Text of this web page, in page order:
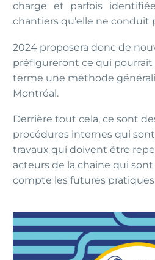
charge et parfois
chantiers qu’elle ne conduit
2024 proposera donc de
préfigureront ce qui pourrait
terme une méthode
Montréal.
Derrière tout cela, ce sont
procédures internes qui
travaux qui doivent être
acteurs de la chaine qui
compte les futures